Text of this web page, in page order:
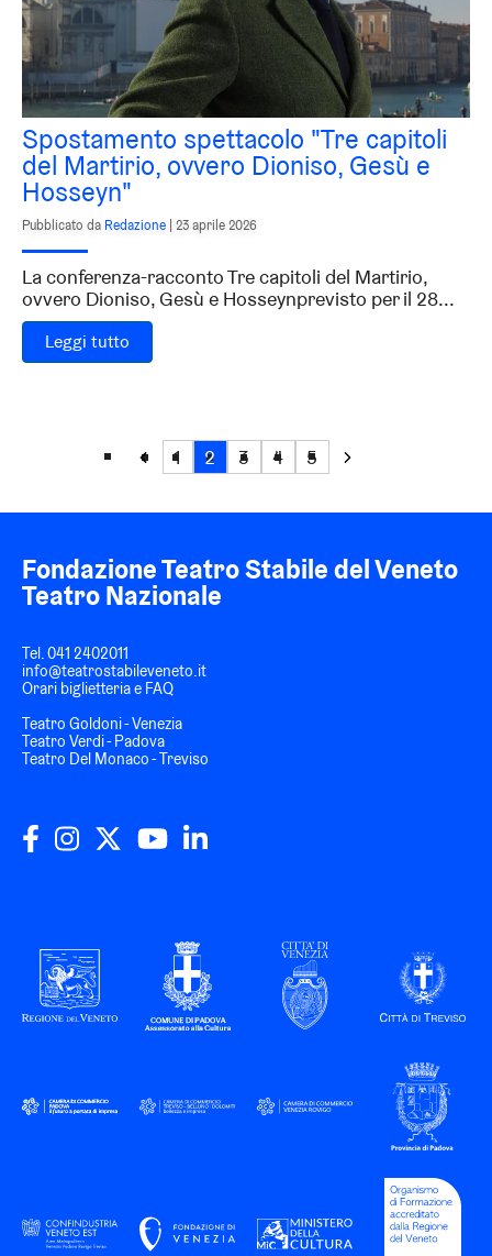
Spostamento spettacolo "Tre capitoli
del Martirio, ovvero Dioniso, Gesù e
Hosseyn"
Pubblicato da Redazione 23 aprile 2026
La conferenza-racconto Tre capitoli del Martirio,
ovvero Dioniso, Gesù e Hosseynprevisto per il 28...
Leggi tutto
1 2 3 4 5
Fondazione Teatro Stabile del Veneto
Teatro Nazionale
Tel.041 2402011
info@teatrostabileveneto.it
Orari biglietteria e FAQ
Teatro Goldoni - Venezia
Teatro Verdi - Padova
Teatro Del Monaco - Treviso